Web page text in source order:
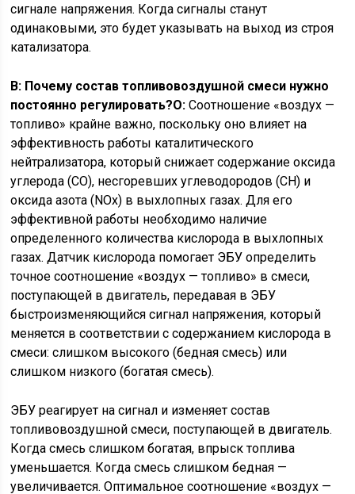
сигнале напряжения. Когда сигналы станут
одинаковыми, это будет указывать на выход из строя
катализатора.
В: Почему состав топливовоздушной смеси нужно
постоянно регулировать?O: Соотношение «воздух —
топливо» крайне важно, поскольку оно влияет на
эффективность работы каталитического
нейтрализатора, который снижает содержание оксида
углерода (CO), несгоревших углеводородов (CH) и
оксида азота (NOx) в выхлопных газах. Для его
эффективной работы необходимо наличие
определенного количества кислорода в выхлопных
газах. Датчик кислорода помогает ЭБУ определить
точное соотношение «воздух — топливо» в смеси,
поступающей в двигатель, передавая в ЭБУ
быстроизменяющийся сигнал напряжения, который
меняется в соответствии с содержанием кислорода в
смеси: слишком высокого (бедная смесь) или
слишком низкого (богатая смесь).
ЭБУ реагирует на сигнал и изменяет состав
топливовоздушной смеси, поступающей в двигатель.
Когда смесь слишком богатая, впрыск топлива
уменьшается. Когда смесь слишком бедная —
увеличивается. Оптимальное соотношение «воздух —